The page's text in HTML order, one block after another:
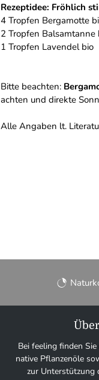
Rezeptidee: Fröhlich
4 Tropfen Bergamotte
2 Tropfen Balsamtanne
1 Tropfen Lavendel bio
Bitte beachten:
achten und direkte
Alle Angaben lt.
Bei feeling finden
native Pflanzenöle
zur Unterstützung